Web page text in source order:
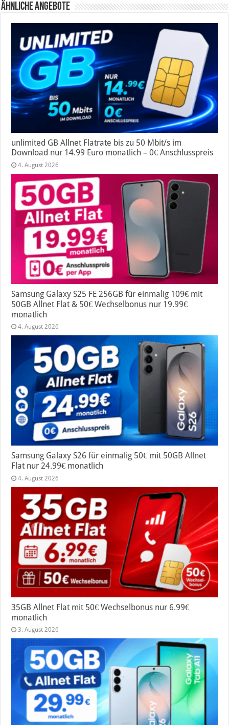
Ähnliche Angebote
unlimited GB Allnet Flatrate bis zu 50 Mbit/s im
Download nur 14.99 Euro monatlich – 0€ Anschlusspreis
4. August 2026
Samsung Galaxy S25 FE 256GB für einmalig 109€ mit
50GB Allnet Flat & 50€ Wechselbonus nur 19.99€
monatlich
4. August 2026
Samsung Galaxy S26 für einmalig 50€ mit 50GB Allnet
Flat nur 24.99€ monatlich
4. August 2026
35GB Allnet Flat mit 50€ Wechselbonus nur 6.99€
monatlich
3. August 2026